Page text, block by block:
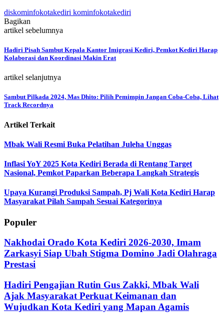
diskominfokotakediri kominfokotakediri
Bagikan
artikel sebelumnya
Hadiri Pisah Sambut Kepala Kantor Imigrasi Kediri, Pemkot Kediri Harap
Kolaborasi dan Koordinasi Makin Erat
artikel selanjutnya
Sambut Pilkada 2024, Mas Dhito: Pilih Pemimpin Jangan Coba-Coba, Lihat
Track Recordnya
Artikel Terkait
Mbak Wali Resmi Buka Pelatihan Juleha Unggas
Inflasi YoY 2025 Kota Kediri Berada di Rentang Target
Nasional, Pemkot Paparkan Beberapa Langkah Strategis
Upaya Kurangi Produksi Sampah, Pj Wali Kota Kediri Harap
Masyarakat Pilah Sampah Sesuai Kategorinya
Populer
Nakhodai Orado Kota Kediri 2026-2030, Imam
Zarkasyi Siap Ubah Stigma Domino Jadi Olahraga
Prestasi
Hadiri Pengajian Rutin Gus Zakki, Mbak Wali
Ajak Masyarakat Perkuat Keimanan dan
Wujudkan Kota Kediri yang Mapan Agamis